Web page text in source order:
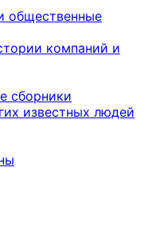
общественные
компаний и
сборники
известных людей